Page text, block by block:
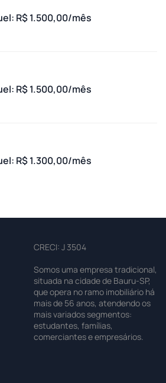
R$ 1.500,00/mês
R$ 1.500,00/mês
R$ 1.300,00/mês
CRECI: J 3504
Somos uma empresa tradicional,
situada na cidade de Bauru-SP,
que opera no ramo imobiliário há
mais de 56 anos, atendendo os
mais variados segmentos:
estudantes, famílias,
comerciantes e empresários.